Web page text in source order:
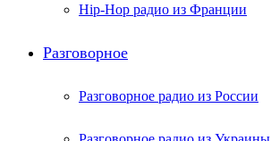
Hip-Hop радио из Франции
Разговорное
Разговорное радио из России